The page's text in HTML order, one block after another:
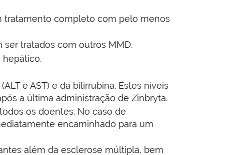
tratamento completo com pelo menos
tratados com outros MMD.
e AST) e da bilirrubina. Estes níveis
a última administração de Zinbryta.
os doentes. No caso de
encaminhado para um
além da esclerose múltipla, bem